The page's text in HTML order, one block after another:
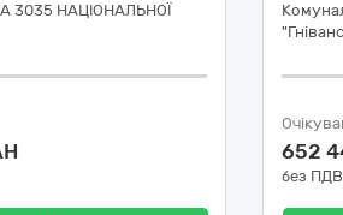
3035 НАЦІОНАЛЬНОЇ
652
без ПДВ